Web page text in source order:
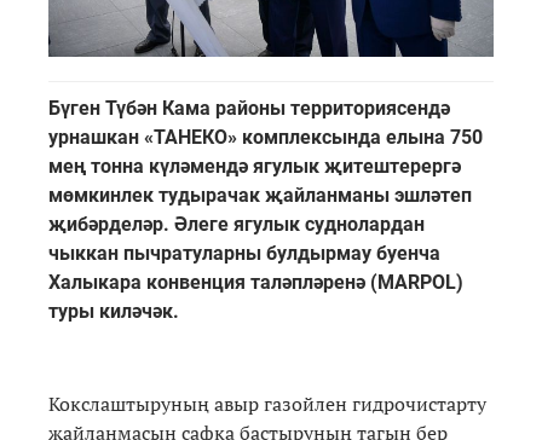
Бүген Түбән Кама районы территориясендә
урнашкан «ТАНЕКО» комплексында елына 750
мең тонна күләмендә ягулык җитештерергә
мөмкинлек тудырачак җайланманы эшләтеп
җибәрделәр. Әлеге ягулык суднолардан
чыккан пычратуларны булдырмау буенча
Халыкара конвенция таләпләренә (MARPOL)
туры киләчәк.
Кокслаштыруның авыр газойлен гидрочистарту
җайланмасын сафка бастыруның тагын бер